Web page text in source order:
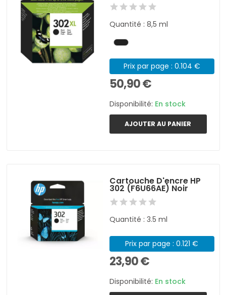
Quantité : 8,5 ml
Prix par page : 0.104 €
50,90 €
Disponibilité: En stock
AJOUTER AU PANIER
Cartouche D'encre HP
302 (F6U66AE) Noir
Quantité : 3.5 ml
Prix par page : 0.121 €
23,90 €
Disponibilité: En stock